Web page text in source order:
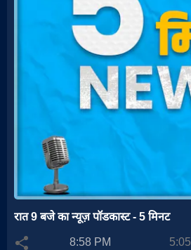
रात 9 बजे का न्यूज़ पॉडकास्ट - 5 मिनट
8:58 PM
5:05